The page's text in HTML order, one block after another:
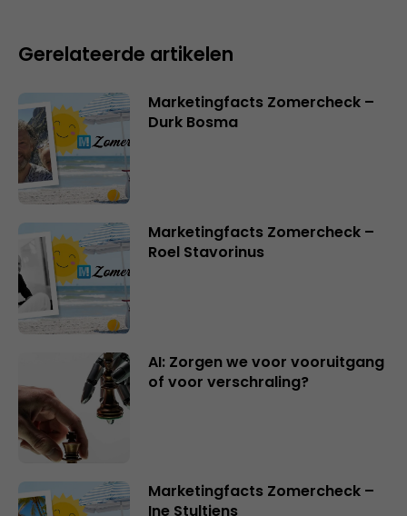
Gerelateerde artikelen
Marketingfacts Zomercheck –
Durk Bosma
Marketingfacts Zomercheck –
Roel Stavorinus
AI: Zorgen we voor vooruitgang
of voor verschraling?
Marketingfacts Zomercheck –
Ine Stultjens